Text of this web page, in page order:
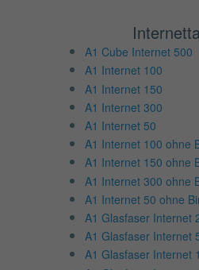
A1 Cube Internet 500
A1 Internet 100
A1 Internet 150
A1 Internet 300
A1 Internet 50
A1 Internet 100 ohne
A1 Internet 150 ohne
A1 Internet 300 ohne
A1 Internet 50 ohne
A1 Glasfaser Internet
A1 Glasfaser Internet
A1 Glasfaser Internet